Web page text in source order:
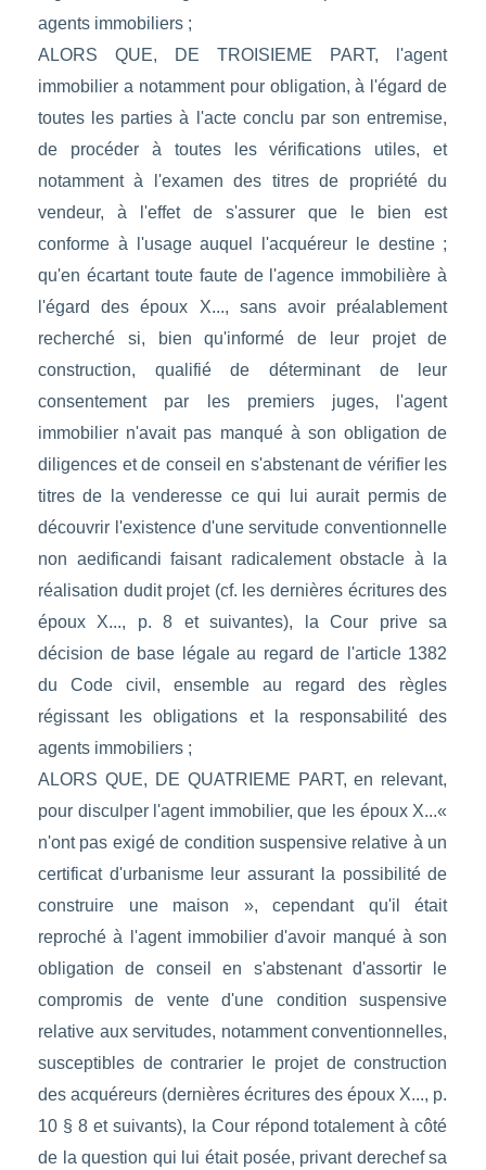
agents immobiliers ;
ALORS QUE, DE TROISIEME PART, l'agent
immobilier a notamment pour obligation, à l'égard de
toutes les parties à l'acte conclu par son entremise,
de procéder à toutes les vérifications utiles, et
notamment à l'examen des titres de propriété du
vendeur, à l'effet de s'assurer que le bien est
conforme à l'usage auquel l'acquéreur le destine ;
qu'en écartant toute faute de l'agence immobilière à
l'égard des époux X..., sans avoir préalablement
recherché si, bien qu'informé de leur projet de
construction, qualifié de déterminant de leur
consentement par les premiers juges, l'agent
immobilier n'avait pas manqué à son obligation de
diligences et de conseil en s'abstenant de vérifier les
titres de la venderesse ce qui lui aurait permis de
découvrir l'existence d'une servitude conventionnelle
non aedificandi faisant radicalement obstacle à la
réalisation dudit projet (cf. les dernières écritures des
époux X..., p. 8 et suivantes), la Cour prive sa
décision de base légale au regard de l'article 1382
du Code civil, ensemble au regard des règles
régissant les obligations et la responsabilité des
agents immobiliers ;
ALORS QUE, DE QUATRIEME PART, en relevant,
pour disculper l'agent immobilier, que les époux X...«
n'ont pas exigé de condition suspensive relative à un
certificat d'urbanisme leur assurant la possibilité de
construire une maison », cependant qu'il était
reproché à l'agent immobilier d'avoir manqué à son
obligation de conseil en s'abstenant d'assortir le
compromis de vente d'une condition suspensive
relative aux servitudes, notamment conventionnelles,
susceptibles de contrarier le projet de construction
des acquéreurs (dernières écritures des époux X..., p.
10 § 8 et suivants), la Cour répond totalement à côté
de la question qui lui était posée, privant derechef sa